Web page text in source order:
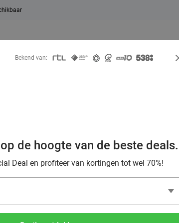
ah,
Bekend van:
de hoogte van de beste deals.
Deal en profiteer van kortingen tot wel 70%!